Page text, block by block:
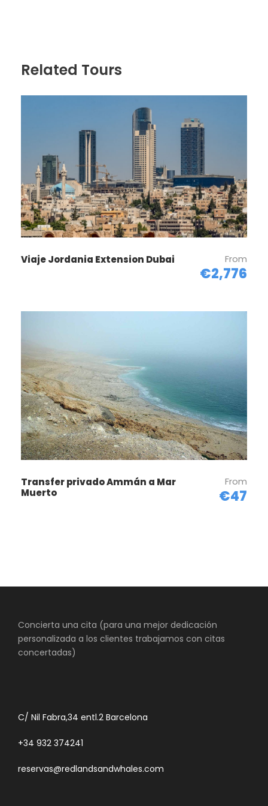
privado Ammán a Jerash
Servicios complementario
Red Lands
Related Tours
Viaje Jordania Extension Dubai From
€2,776
Transfer privado Ammán a Mar
Muerto
From
€47
Concierta una cita (para una mejor dedicación
personalizada a los clientes trabajamos con citas
concertadas)
C/ Nil Fabra,34 entl.2 Barcelona
+34 932 374241
reservas@redlandsandwhales.com